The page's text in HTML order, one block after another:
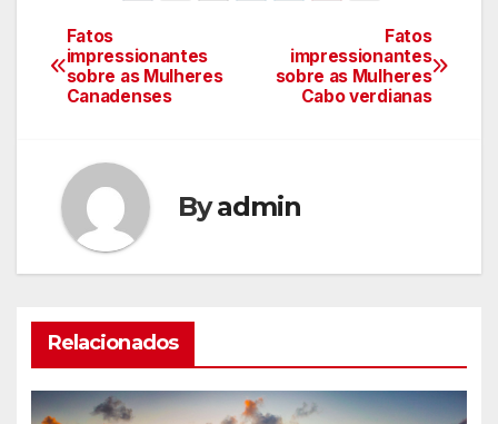
Navegação
de
Fatos
impressionantes
sobre as Mulheres
Cabo verdianas
Fatos
impressionantes
sobre as Mulheres
Canadenses
Byadmin
Relacionados